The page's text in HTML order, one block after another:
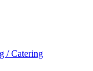
/ Catering